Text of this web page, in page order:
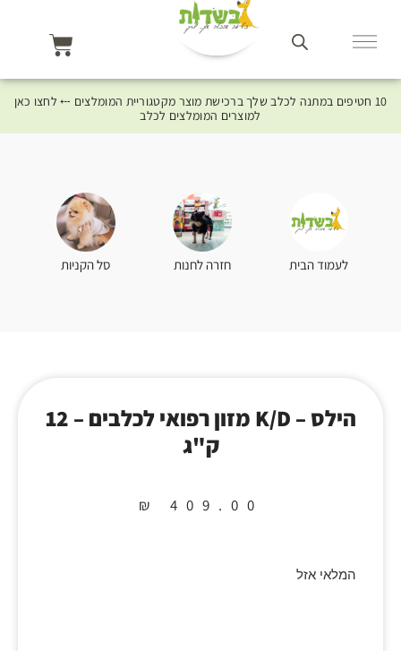
10 חטיפים במתנה לכלב שלך ברכישת מוצר מקטגוריית המומלצים ⤎ לחצו כאן
למוצרים המומלצים לכלב
לעמוד הבית חזרה לחנות סל הקניות
הילס – K/D מזון רפואי לכלבים – 12
ק"ג
₪ 409.00
המלאי אזל